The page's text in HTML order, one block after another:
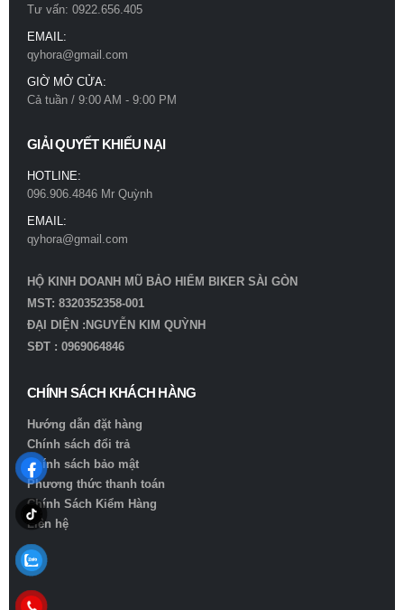
Tư vấn: 0922.656.405
EMAIL:
qyhora@gmail.com
GIỜ MỞ CỬA:
Cả tuần / 9:00 AM - 9:00 PM
GIẢI QUYẾT KHIẾU NẠI
HOTLINE:
096.906.4846 Mr Quỳnh
EMAIL:
qyhora@gmail.com
HỘ KINH DOANH MŨ BẢO HIỂM BIKER SÀI GÒN
MST: 8320352358-001
ĐẠI DIỆN :NGUYỄN KIM QUỲNH
SĐT : 0969064846
CHÍNH SÁCH KHÁCH HÀNG
Hướng dẫn đặt hàng
Chính sách đổi trả
Chính sách bảo mật
Phương thức thanh toán
Chính Sách Kiểm Hàng
Liên hệ